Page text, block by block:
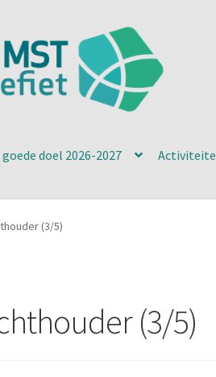
doel 2026-2027
(3/5)
(3/5)